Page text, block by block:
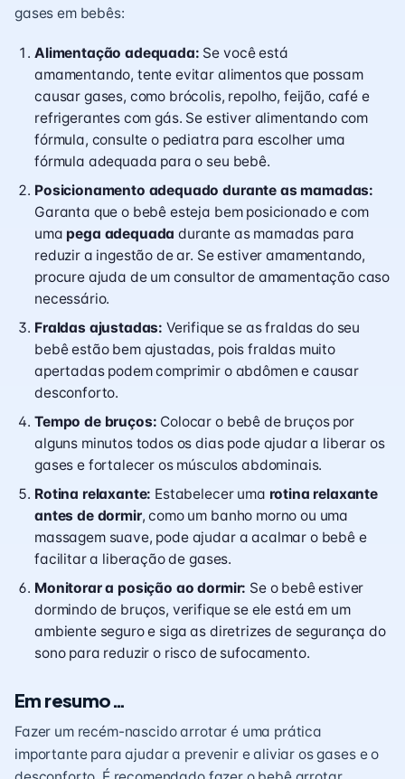
gases em bebês:
Alimentação adequada: Se você está
amamentando, tente evitar alimentos que possam
causar gases, como brócolis, repolho, feijão, café e
refrigerantes com gás. Se estiver alimentando com
fórmula, consulte o pediatra para escolher uma
fórmula adequada para o seu bebê.
Posicionamento adequado durante as mamadas:
Garanta que o bebê esteja bem posicionado e com
uma pega adequada durante as mamadas para
reduzir a ingestão de ar. Se estiver amamentando,
procure ajuda de um consultor de amamentação caso
necessário.
Fraldas ajustadas: Verifique se as fraldas do seu
bebê estão bem ajustadas, pois fraldas muito
apertadas podem comprimir o abdômen e causar
desconforto.
Tempo de bruços: Colocar o bebê de bruços por
alguns minutos todos os dias pode ajudar a liberar os
gases e fortalecer os músculos abdominais.
Rotina relaxante: Estabelecer uma rotina relaxante
antes de dormir, como um banho morno ou uma
massagem suave, pode ajudar a acalmar o bebê e
facilitar a liberação de gases.
Monitorar a posição ao dormir: Se o bebê estiver
dormindo de bruços, verifique se ele está em um
ambiente seguro e siga as diretrizes de segurança do
sono para reduzir o risco de sufocamento.
Em resumo…
Fazer um recém-nascido arrotar é uma prática
importante para ajudar a prevenir e aliviar os gases e o